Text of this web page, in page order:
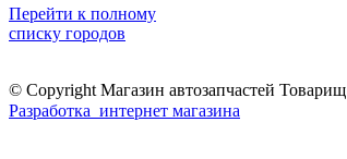
Перейти к полному
списку городов
© Copyright Магазин автозапчастей Товарищ
Разработка интернет магазина